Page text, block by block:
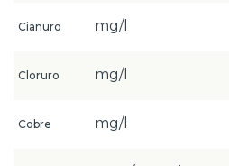
Cianuro mg/l
Cloruro mg/l
Cobre mg/l